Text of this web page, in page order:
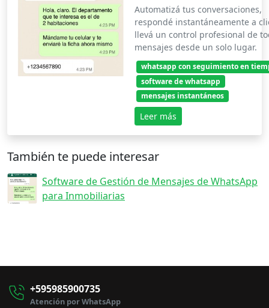
Automatizá tus conversaciones,
respondé instantáneamente a
llevá un control profesional de
mensajes desde un solo lugar.
whatsapp con seguimiento en
software de whatsapp
mensajes instantáneos
Leer más
También te puede interesar
Software de Gestión de Mensajes de WhatsApp
para Inmobiliarias
+595985900735
Atención por WhatsApp